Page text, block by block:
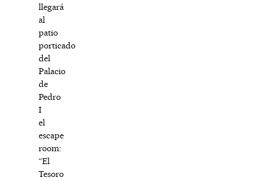
llegará
al
patio
porticado
del
Palacio
de
Pedro
I
el
escape
room:
“El
Tesoro